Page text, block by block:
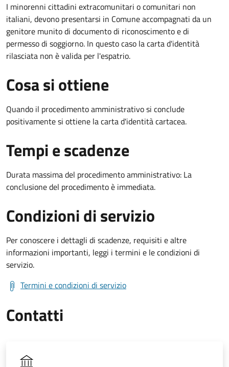
I minorenni cittadini extracomunitari o comunitari non
italiani, devono presentarsi in Comune accompagnati da un
genitore munito di documento di riconoscimento e di
permesso di soggiorno. In questo caso la carta d'identità
rilasciata non è valida per l'espatrio.
Cosa si ottiene
Quando il procedimento amministrativo si conclude
positivamente si ottiene la carta d'identità cartacea.
Tempi e scadenze
Durata massima del procedimento amministrativo: La
conclusione del procedimento è immediata.
Condizioni di servizio
Per conoscere i dettagli di scadenze, requisiti e altre
informazioni importanti, leggi i termini e le condizioni di
servizio.
Termini e condizioni di servizio
Contatti